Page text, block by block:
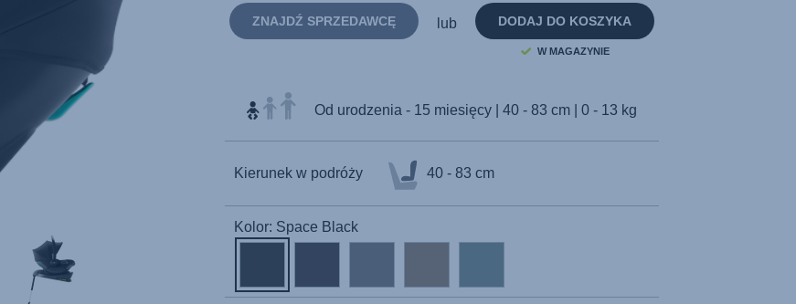
strony.
DODAJ DO KOSZYKA
W MAGAZYNIE
lub
ZNAJDŹ SPRZEDAWCĘ
Od urodzenia - 15 miesięcy | 40 - 83 cm | 0 - 13 kg
Kierunek w podróży 40 - 83 cm
Kolor: Space Black